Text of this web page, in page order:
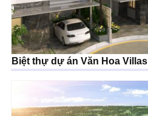
Biệt thự dự án Văn Hoa Villas